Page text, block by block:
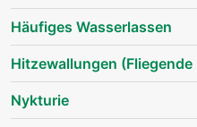
Häufiges Wasserlassen
Hitzewallungen
Nykturie